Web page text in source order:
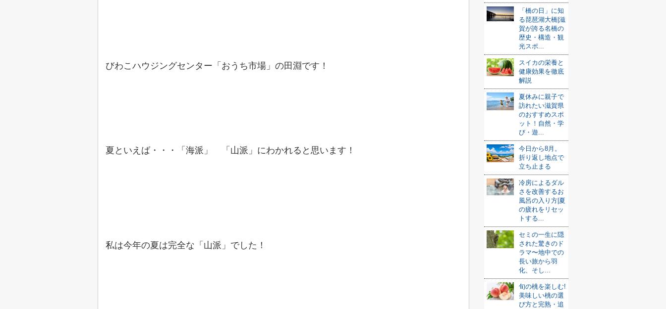
びわこハウジングセンター「おうち市場」の田淵です！
夏といえば・・・「海派」 「山派」にわかれると思います！
私は今年の夏は完全な「山派」でした！
「橋の日」に知
る琵琶湖大橋|滋
賀が誇る名橋の
歴史・構造・観
光スポ...
スイカの栄養と
健康効果を徹底
解説
夏休みに親子で
訪れたい滋賀県
のおすすめスポ
ット！自然・学
び・遊...
今日から8月。
折り返し地点で
立ち止まる
冷房によるダル
さを改善するお
風呂の入り方|夏
の疲れをリセッ
トする...
セミの一生に隠
された驚きのド
ラマ〜地中での
長い旅から羽
化、そし...
旬の桃を楽しむ!
美味しい桃の選
び方と完熟・追